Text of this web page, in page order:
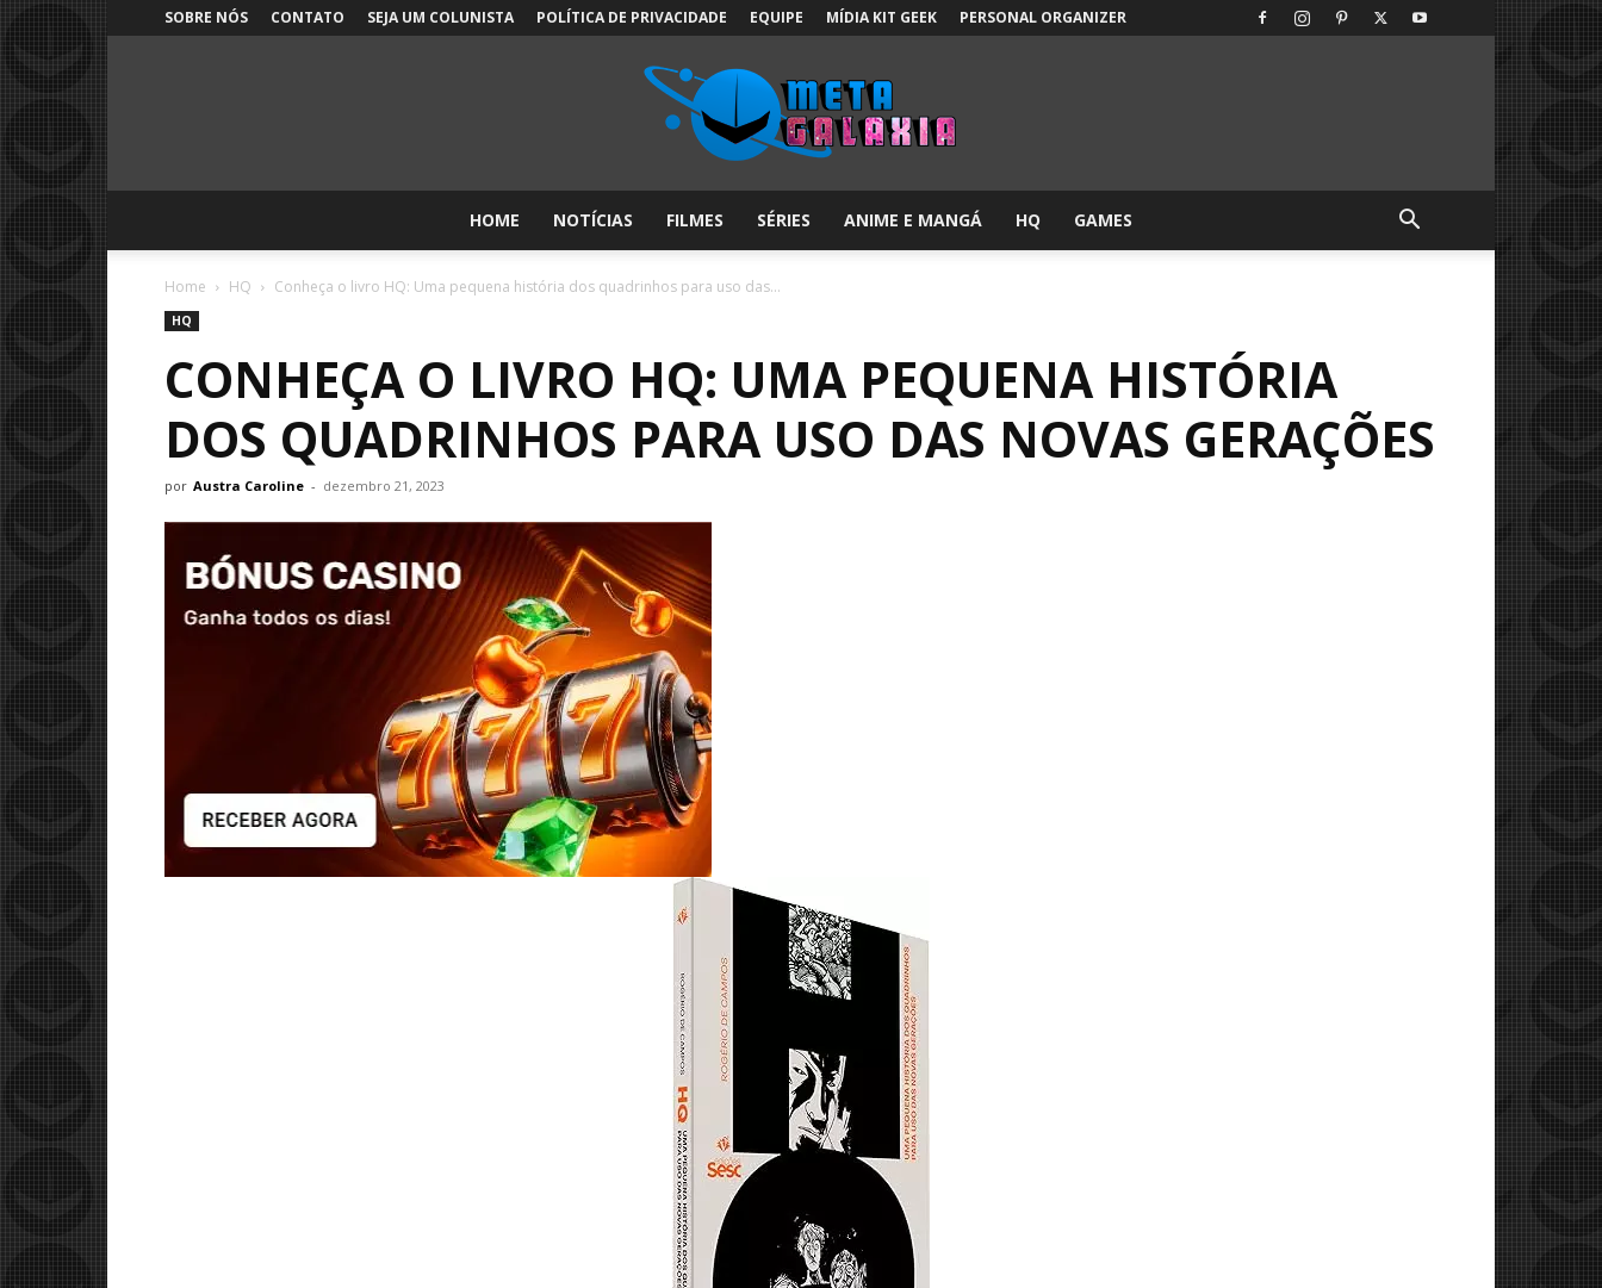
SOBRE NÓS CONTATO SEJA UM COLUNISTA POLÍTICA DE PRIVACIDADE EQUIPE MÍDIA KIT GEEK PERSONAL ORGANIZER
Galáxia:
HOME NOTÍCIAS FILMES SÉRIES ANIME E MANGÁ HQ GAMES
Home HQ Conheça o livro HQ: Uma pequena história dos quadrinhos para uso das...
HQ
CONHEÇA O LIVRO HQ: UMA PEQUENA HISTÓRIA
DOS QUADRINHOS PARA USO DAS NOVAS GERAÇÕES
por Austra Caroline - dezembro 21, 2023